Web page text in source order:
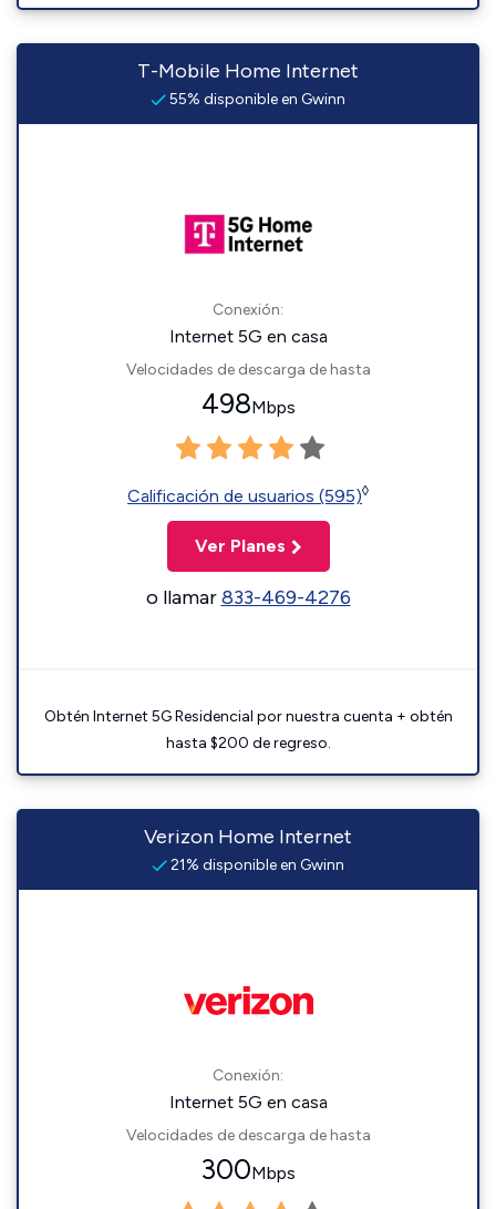
T-Mobile Home Internet
55% disponible en Gwinn
Conexión:
Internet 5G en casa
Velocidades de descarga de hasta
498Mbps
Calificación de usuarios (595)◊
Ver Planes
o llamar833-469-4276
Obtén Internet 5G Residencial por nuestra cuenta + obtén
hasta $200 de regreso.
Verizon Home Internet
21% disponible en Gwinn
Conexión:
Internet 5G en casa
Velocidades de descarga de hasta
300Mbps